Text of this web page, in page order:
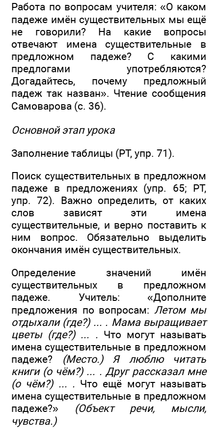
Работа по вопросам учителя: «О каком
падеже имён существительных мы ещё
не говорили? На какие вопросы
отвечают имена существительные в
предложном падеже? С какими
предлогами употребляются?
Догадайтесь, почему предложный
падеж так назван». Чтение сообщения
Самоварова (с. 36).
Основной этап урока
Заполнение таблицы (РТ, упр. 71).
Поиск существительных в предложном
падеже в предложениях (упр. 65; РТ,
упр. 72). Важно определить, от каких
слов зависят эти имена
существительные, и верно поставить к
ним вопрос. Обязательно выделить
окончания имён существительных.
Определение значений имён
существительных в предложном
падеже. Учитель: «Дополните
предложения по вопросам: Летом мы
отдыхали (где?) ... . Мама выращивает
цветы (где?) ... . Что могут называть
имена существительные в предложном
падеже? (Место.) Я люблю читать
книги (о чём?) ... . Друг рассказал мне
(о чём?) ... . Что ещё могут называть
имена существительные в предложном
падеже?» (Объект речи, мысли,
чувства.)